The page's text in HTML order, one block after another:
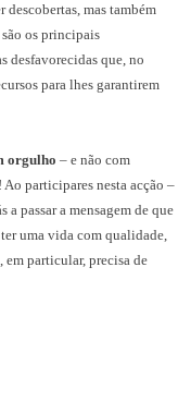
descobertas, mas também
os principais
desfavorecidas que, no
para lhes garantirem
orgulho – e não com
participares nesta acção –
a passar a mensagem de que
uma vida com qualidade,
particular, precisa de